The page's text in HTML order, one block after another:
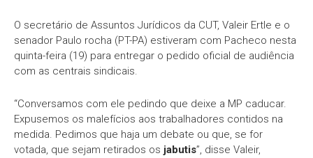
O secretário de Assuntos Jurídicos da CUT, Valeir Ertle e o
senador Paulo rocha (PT-PA) estiveram com Pacheco nesta
quinta-feira (19) para entregar o pedido oficial de audiência
com as centrais sindicais.
“Conversamos com ele pedindo que deixe a MP caducar.
Expusemos os malefícios aos trabalhadores contidos na
medida. Pedimos que haja um debate ou que, se for
votada, que sejam retirados os jabutis”, disse Valeir,